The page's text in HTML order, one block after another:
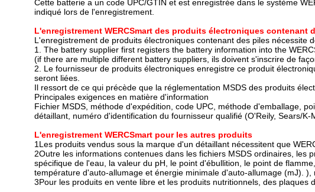
Cette batterie a un code UPC/GTIN et est enregistrée dans le système
indiqué lors de l'enregistrement.
L'enregistrement WERCSmart des produits électroniques contenant
L'enregistrement de produits électroniques contenant des piles nécessite
1. The battery supplier first registers the battery information into the
(if there are multiple different battery suppliers, ils doivent s'inscrire de
2. Le fournisseur de produits électroniques enregistre ce produit
seront liées.
Il ressort de ce qui précède que la réglementation MSDS des produits
Principales exigences en matière d'information
Fichier MSDS, méthode d'expédition, code UPC, méthode d'emballage,
détaillant, numéro d'identification du fournisseur qualifié (O'Reily, Sears/K-
L'enregistrement WERCSmart pour les autres produits
1Les produits vendus sous la marque d'un détaillant nécessitent que
2Outre les informations contenues dans les fichiers MSDS ordinaires,
spécifique de l'eau, la valeur du pH, le point d'ébullition, le point de
température d'auto-allumage et énergie minimale d'auto-allumage (mJ).
3Pour les produits en vente libre et les produits nutritionnels, des plaques